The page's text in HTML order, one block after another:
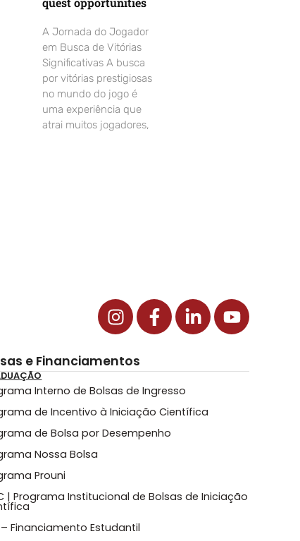
A Jornada do Jogador
em Busca de Vitórias
Significativas A busca
por vitórias prestigiosas
no mundo do jogo é
uma experiência que
atrai muitos jogadores,
e Financiamentos
Interno de Bolsas de Ingresso
de Incentivo à Iniciação Científica
de Bolsa por Desempenho
Nossa Bolsa
Prouni
| Programa Institucional de Bolsas de Iniciação
– Financiamento Estudantil